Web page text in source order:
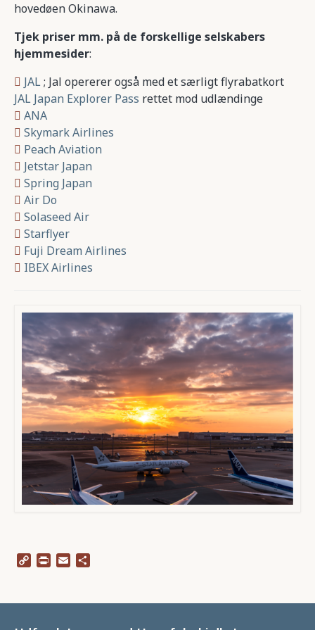
hovedøen Okinawa.
Tjek priser mm. på de forskellige selskabers
hjemmesider:
JAL; Jal opererer også med et særligt flyrabatkort
JAL Japan Explorer Pass rettet mod udlændinge
ANA
Skymark Airlines
Peach Aviation
Jetstar Japan
Spring Japan
Air Do
Solaseed Air
Starflyer
Fuji Dream Airlines
IBEX Airlines
Copy Print Email